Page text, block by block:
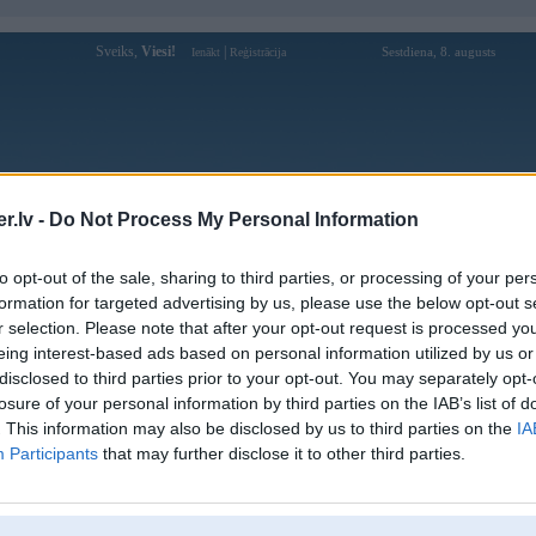
- Do Not Process My Personal Information
opt-out of the sale, sharing to third parties, or processing of your
for targeted advertising by us, please use the below opt-out
selection. Please note that after your opt-out request is processed
interest-based ads based on personal information utilized by us
to third parties prior to your opt-out. You may separately
of your personal information by third parties on the IAB’s list of
This information may also be disclosed by us to third parties on the
Participants that may further disclose it to other third parties.
Sveiks, Viesi! Ienākt Reģistrācija Sestdiena, 8. augusts
Forums Galerijas Reģistrācija Lietotāji
Lietotāja cepums_ profils
Pēdējo reizi manīts: 09. Jun 2026, 21:39
Lietotājvārds:
cepums_
Ziņojumi forumā:
44
[Pēdējie ziņojumi forumā]